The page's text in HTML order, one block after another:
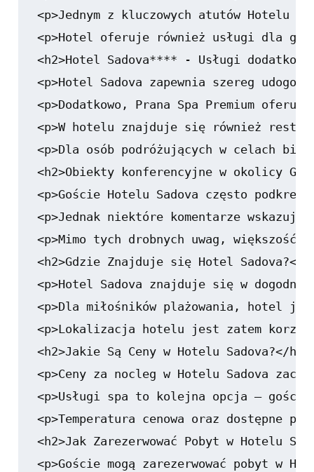
<p>Jednym z kluczowych atutów
<p>Hotel oferuje również usługi dla
<h2>Hotel Sadova**** - Usługi
<p>Hotel Sadova zapewnia szereg
<p>Dodatkowo, Prana Spa Premium
<p>W hotelu znajduje się również
<p>Dla osób podróżujących w celach
<h2>Obiekty konferencyjne w okolicy
<p>Goście Hotelu Sadova często
<p>Jednak niektóre komentarze
<p>Mimo tych drobnych uwag,
<h2>Gdzie Znajduje się Hotel Sadova?</
<p>Hotel Sadova znajduje się w
<p>Dla miłośników plażowania, hotel
<p>Lokalizacja hotelu jest zatem
<h2>Jakie Są Ceny w Hotelu Sadova?</h2>
<p>Ceny za nocleg w Hotelu Sadova
<p>Usługi spa to kolejna opcja –
<p>Temperatura cenowa oraz dostępne
<h2>Jak Zarezerwować Pobyt w Hotelu
<p>Goście mogą zarezerwować pobyt w